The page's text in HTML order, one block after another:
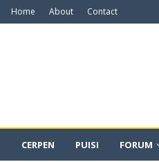
Home About Contact
CERPEN PUISI FORUM